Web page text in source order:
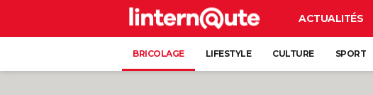
ACTUALITÉS
BRICOLAGE LIFESTYLE CULTURE SPORT